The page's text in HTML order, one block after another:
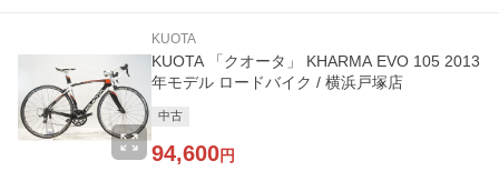
KUOTA
KUOTA 「クオータ」 KHARMA EVO 105 2013
年モデル ロードバイク / 横浜戸塚店
中古
94,600円